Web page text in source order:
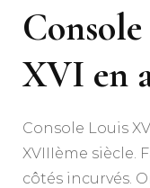
Console
XVI en
Console Louis
XVIIIème siècle.
côtés incurvés.